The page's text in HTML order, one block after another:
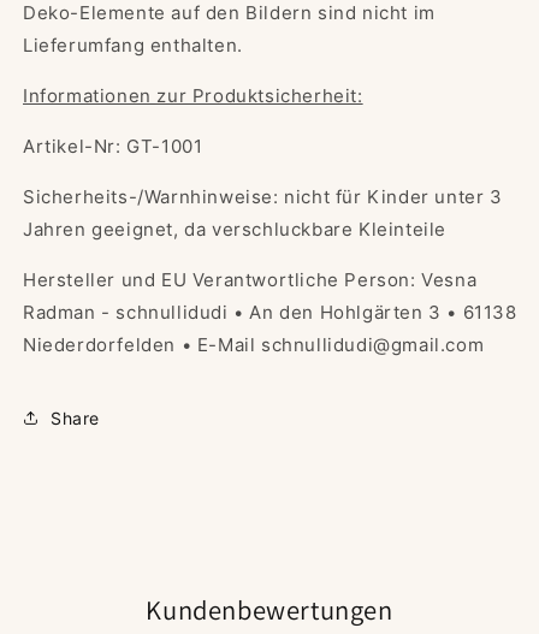
Deko-Elemente auf den Bildern sind nicht im
Lieferumfang enthalten.
Informationen zur Produktsicherheit:
Artikel-Nr: GT-1001
Sicherheits-/Warnhinweise: nicht für Kinder unter 3
Jahren geeignet, da verschluckbare Kleinteile
Hersteller und EU Verantwortliche Person: Vesna
Radman - schnullidudi • An den Hohlgärten 3 • 61138
Niederdorfelden • E-Mail schnullidudi@gmail.com
Share
Kundenbewertungen